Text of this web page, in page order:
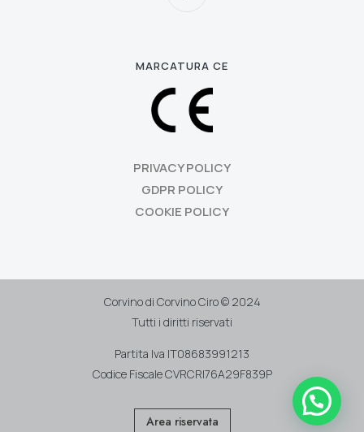
MARCATURA CE
PRIVACY POLICY
GDPR POLICY
COOKIE POLICY
Corvino di Corvino Ciro © 2024
Tutti i diritti riservati
Partita Iva IT08683991213
Codice Fiscale CVRCRI76A29F839P
Area riservata